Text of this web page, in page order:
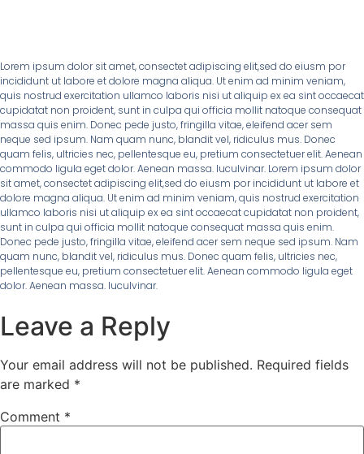
Lorem ipsum dolor sit amet, consectet adipiscing elit,sed do eiusm por
incididunt ut labore et dolore magna aliqua. Ut enim ad minim veniam,
quis nostrud exercitation ullamco laboris nisi ut aliquip ex ea sint occaecat
cupidatat non proident, sunt in culpa qui officia mollit natoque consequat
massa quis enim. Donec pede justo, fringilla vitae, eleifend acer sem
neque sed ipsum. Nam quam nunc, blandit vel, ridiculus mus. Donec
quam felis, ultricies nec, pellentesque eu, pretium consectetuer elit. Aenean
commodo ligula eget dolor. Aenean massa. luculvinar. Lorem ipsum dolor
sit amet, consectet adipiscing elit,sed do eiusm por incididunt ut labore et
dolore magna aliqua. Ut enim ad minim veniam, quis nostrud exercitation
ullamco laboris nisi ut aliquip ex ea sint occaecat cupidatat non proident,
sunt in culpa qui officia mollit natoque consequat massa quis enim.
Donec pede justo, fringilla vitae, eleifend acer sem neque sed ipsum. Nam
quam nunc, blandit vel, ridiculus mus. Donec quam felis, ultricies nec,
pellentesque eu, pretium consectetuer elit. Aenean commodo ligula eget
dolor. Aenean massa. luculvinar.
Leave a Reply
Your email address will not be published. Required fields
are marked *
Comment *